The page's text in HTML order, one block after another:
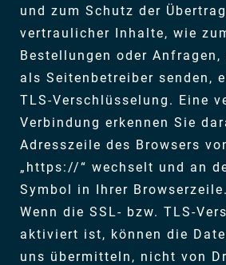
und zum Schutz der
vertraulicher Inhalte, wie
Bestellungen oder
als Seitenbetreiber senden,
TLS-Verschlüsselung. Eine
Verbindung erkennen Sie
Adresszeile des Browsers
„https://“ wechselt und an
Symbol in Ihrer Browserzeile.
Wenn die SSL- bzw. TLS-
aktiviert ist, können die
uns übermitteln, nicht von